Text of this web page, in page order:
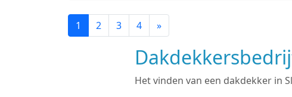
1 2 3 4 »
Het vinden van een dakdekker in